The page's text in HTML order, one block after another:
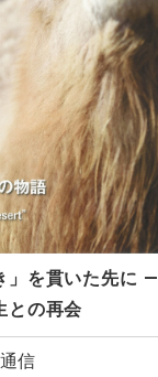
」を貫いた先に ―
との再会
信